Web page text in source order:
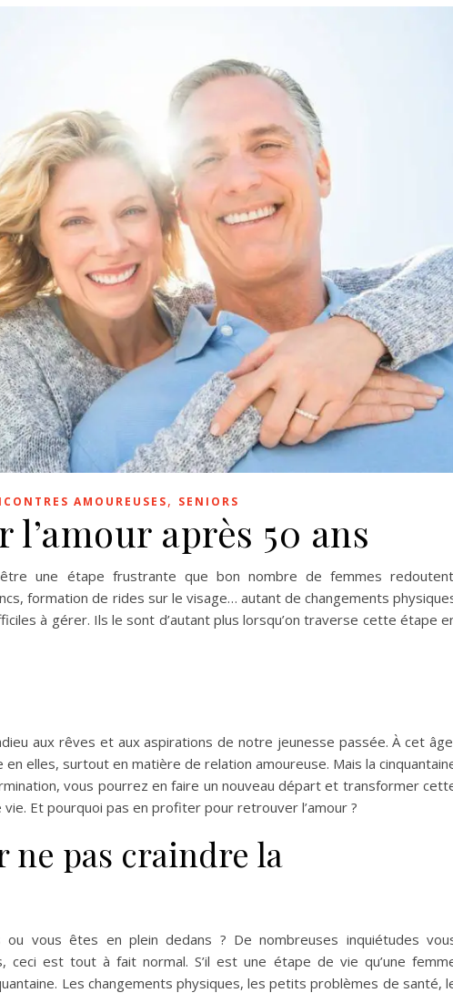
AMOUREUSES, SENIORS
l’amour après 50 ans
une étape frustrante que bon nombre de femmes
formation de rides sur le visage… autant de changements
à gérer. Ils le sont d’autant plus lorsqu’on traverse cette étape
aux rêves et aux aspirations de notre jeunesse passée. À cet
elles, surtout en matière de relation amoureuse. Mais la
vous pourrez en faire un nouveau départ et transformer
Et pourquoi pas en profiter pour retrouver l’amour ?
ne pas craindre la
vous êtes en plein dedans ? De nombreuses inquiétudes
ceci est tout à fait normal. S’il est une étape de vie qu’une
Les changements physiques, les petits problèmes de santé,